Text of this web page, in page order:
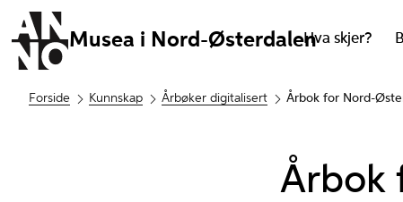
Musea i Nord-ØsterdalenHva skjer?
Forside Kunnskap Årbøker digitalisert Årbok for Nord-
Årbok